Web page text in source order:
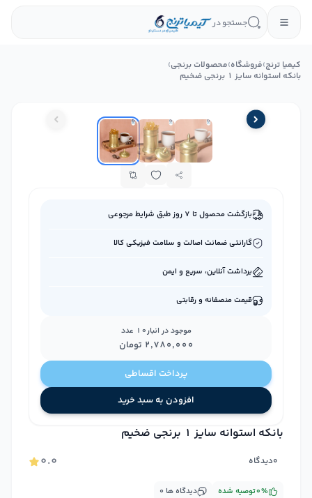
جستجو در
کیمیا ترنج›فروشگاه›محصولات برنجی›
بانکه استوانه سایز 1 برنجی ضخیم
بانکه استوانه سایز 1 برنجی ضخیم
۰.۰
دیدگاه۰
۰ دیدگاه ها توصیه شده۰%
بازگشت محصول تا ۷ روز طبق شرایط مرجوعی
گارانتی ضمانت اصالت و سلامت فیزیکی کالا
برداشت آنلاین، سریع و ایمن
قیمت منصفانه و رقابتی
موجود در انبار10 عدد
۲٬۷۸۰٬۰۰۰ تومان
پرداخت اقساطی
افزودن به سبد خرید